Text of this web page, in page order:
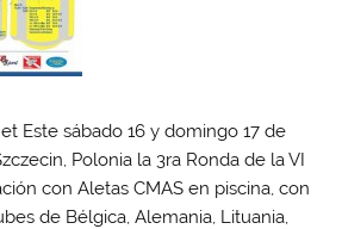
Este sábado 16 y domingo 17 de
Polonia la 3ra Ronda de la VI
con Aletas CMAS en piscina, con
de Bélgica, Alemania, Lituania,